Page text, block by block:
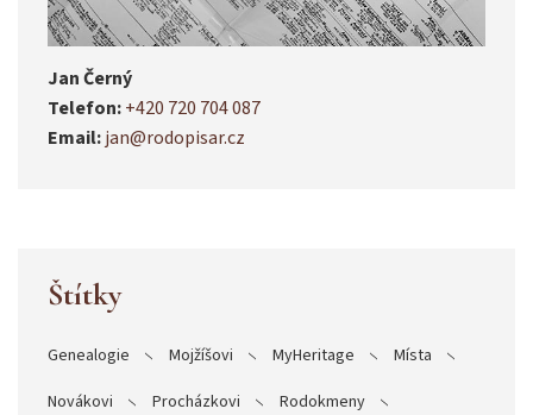
Jan Černý
Telefon:+420 720 704 087
Email:jan@rodopisar.cz
Štítky
Genealogie Mojžíšovi MyHeritage
Místa
Novákovi
Procházkovi Rodokmeny